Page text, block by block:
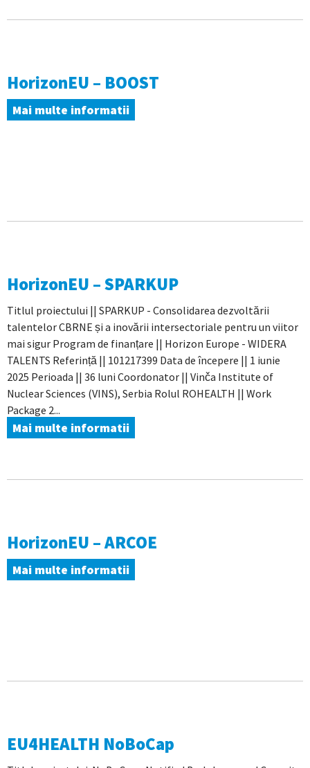
HorizonEU – BOOST
Mai multe informatii
HorizonEU – SPARKUP
Titlul proiectului || SPARKUP - Consolidarea dezvoltării
talentelor CBRNE și a inovării intersectoriale pentru un viitor
mai sigur Program de finanțare || Horizon Europe - WIDERA
TALENTS Referință || 101217399 Data de începere || 1 iunie
2025 Perioada || 36 luni Coordonator || Vinča Institute of
Nuclear Sciences (VINS), Serbia Rolul ROHEALTH || Work
Package 2...
Mai multe informatii
HorizonEU – ARCOE
Mai multe informatii
EU4HEALTH NoBoCap